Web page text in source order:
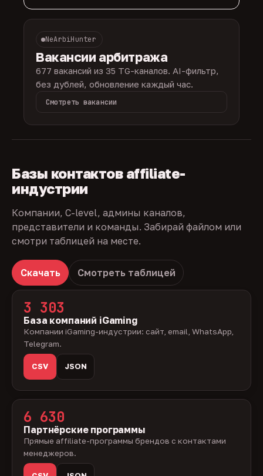
NeArbiHunter
Вакансии арбитража
677 вакансий из 35 TG-каналов. AI-фильтр,
без дублей, обновление каждый час.
Смотреть вакансии
Базы контактов affiliate-
индустрии
Компании, C-level, админы каналов,
представители и команды. Забирай файлом или
смотри таблицей на месте.
Скачать Смотреть таблицей
3 303
База компаний iGaming
Компании iGaming-индустрии: сайт, email, WhatsApp,
Telegram.
CSV JSON
6 630
Партнёрские программы
Прямые affiliate-программы брендов с контактами
менеджеров.